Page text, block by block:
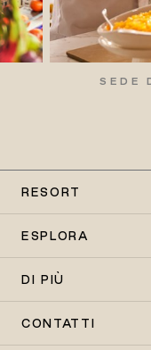
SEDE
RESORT
ESPLORA
DI PIÙ
CONTATTI